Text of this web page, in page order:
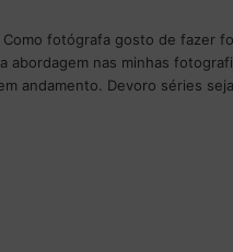
fotógrafa gosto de fazer
nas minhas
andamento. Devoro séries